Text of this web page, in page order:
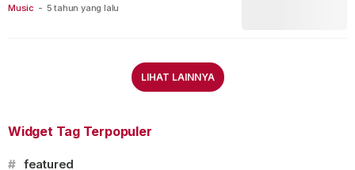
Music - 5 tahun yang lalu
LIHAT LAINNYA
Widget Tag Terpopuler
# featured